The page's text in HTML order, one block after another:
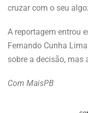
cruzar com o seu
A reportagem entrou
Fernando Cunha
sobre a decisão, mas
Com MaisPB